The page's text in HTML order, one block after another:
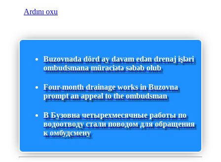
Ardını oxu
Buzovnada dörd ay davam edən drenaj işləri
ombudsmana müraciətə səbəb olub
Four-month drainage works in Buzovna
prompt an appeal to the ombudsman
В Бузовна четырехмесячные работы по
водоотводу стали поводом для обращения
к омбудсмену